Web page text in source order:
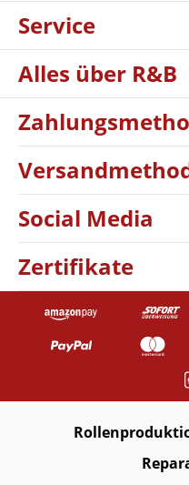
Service
Alles über R&B
Social Media
Zertifikate